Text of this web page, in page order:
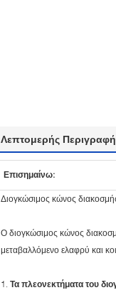
Λεπτομερής
Επισημαίνω:
Διογκώσιμος κώνος
Ο διογκώσιμος κώνος
μεταβαλλόμενο ελαφρύ και
1. Τα πλεονεκτήματα του